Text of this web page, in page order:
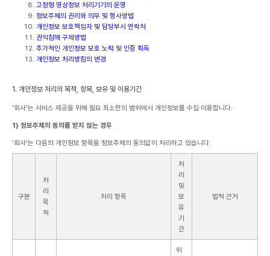
고정형 영상정보 처리기기의 운영
정보주체의 권리와 의무 및 행사방법
개인정보 보호책임자 및 담당부서 연락처
권익침해 구제방법
추가적인 개인정보 보호 노력 및 인증 획득
개인정보 처리방침의 변경
1. 개인정보 처리의 목적, 항목, 보유 및 이용기간
'회사'는 서비스 제공을 위해 필요 최소한의 범위에서 개인정보를 수집·이용합니다.
1) 정보주체의 동의를 받지 않는 경우
'회사'는 다음의 개인정보 항목을 정보주체의 동의없이 처리하고 있습니다.
구분
처
리
목
적
처리 항목
처
리
및
보
유
기
간
법적 근거
위